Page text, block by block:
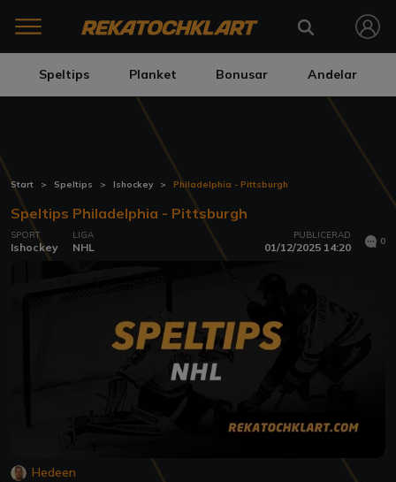
Speltips Planket Bonusar Andelar
Start Speltips Ishockey Philadelphia - Pittsburgh
Speltips Philadelphia - Pittsburgh
SPORT
Ishockey
LIGA
NHL
PUBLICERAD
01/12/2025 14:20 0
Hedeen